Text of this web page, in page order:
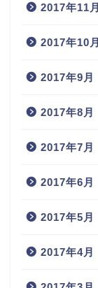
2017年11月
2017年10月
2017年9月
2017年8月
2017年7月
2017年6月
2017年5月
2017年4月